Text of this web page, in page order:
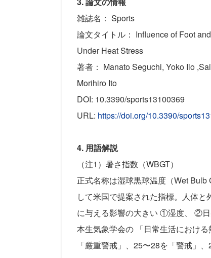
雑誌名： Sports
論文タイトル： Influence of Foot
Under Heat Stress
著者： Manato Seguchi, Yoko Iio
Morihiro Ito
DOI: 10.3390/sports13100369
URL: https://doi.org/10.3390/
4. 用語解説
（注1）暑さ指数（WBGT）
正式名称は湿球黒球温度（Wet
して米国で提案された指標。人体
に与える影響の大きい ①湿度、 ②
本生気象学会の 「日常生活におけ
「厳重警戒」、25〜28を「警戒」